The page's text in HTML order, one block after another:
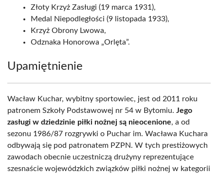
Złoty Krzyż Zasługi (19 marca 1931),
Medal Niepodległości (9 listopada 1933),
Krzyż Obrony Lwowa,
Odznaka Honorowa „Orlęta”.
Upamiętnienie
Wacław Kuchar, wybitny sportowiec, jest od 2011 roku
patronem Szkoły Podstawowej nr 54 w Bytomiu. Jego
zasługi w dziedzinie piłki nożnej są nieocenione, a od
sezonu 1986/87 rozgrywki o Puchar im. Wacława Kuchara
odbywają się pod patronatem PZPN. W tych prestiżowych
zawodach obecnie uczestniczą drużyny reprezentujące
szesnaście wojewódzkich związków piłki nożnej w kategorii